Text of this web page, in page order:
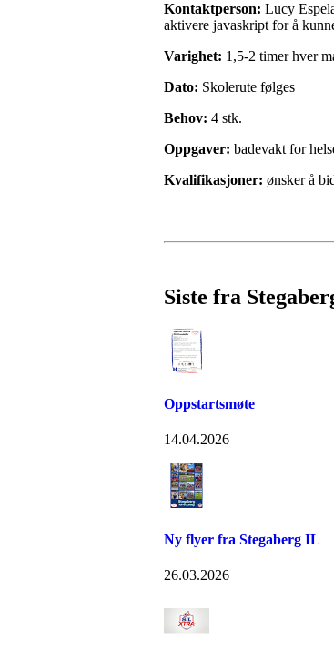
Kontaktperson: Lucy
aktivere javaskript for å
Varighet: 1,5-2 timer hver
Dato: Skolerute følges
Behov: 4 stk.
Oppgaver: badevakt for
Kvalifikasjoner: ønsker å
Siste fra
Oppstartsmøte
14.04.2026
Ny flyer fra Stegaberg IL
26.03.2026